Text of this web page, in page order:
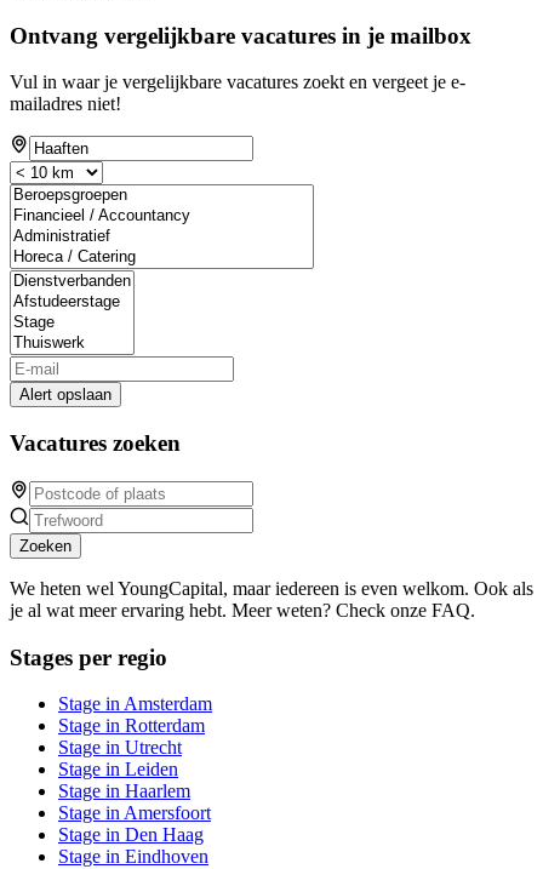
Ontvang vergelijkbare vacatures in je mailbox
Vul in waar je vergelijkbare vacatures zoekt en vergeet je e-
mailadres niet!
Alert opslaan
Vacatures zoeken
Zoeken
We heten wel YoungCapital, maar iedereen is even welkom. Ook als
je al wat meer ervaring hebt. Meer weten? Check onze FAQ.
Stages per regio
Stage in Amsterdam
Stage in Rotterdam
Stage in Utrecht
Stage in Leiden
Stage in Haarlem
Stage in Amersfoort
Stage in Den Haag
Stage in Eindhoven